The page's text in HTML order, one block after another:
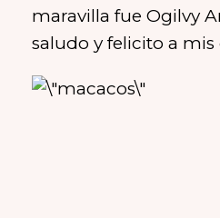
maravilla fue Ogilvy
saludo y felicito a